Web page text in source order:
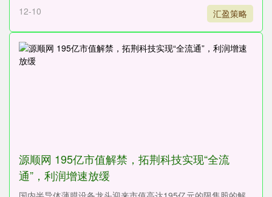
12-10
汇盈策略
源顺网 195亿市值解禁，拓荆科技实现“全流
通”，利润增速放缓